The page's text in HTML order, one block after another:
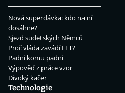
Nová superdávka: kdo na ní
dosáhne?
Sjezd sudetských Němců
Proč vláda zavádí EET?
Padni komu padni
Výpověď z práce vzor
Divoký kačer
Technologie